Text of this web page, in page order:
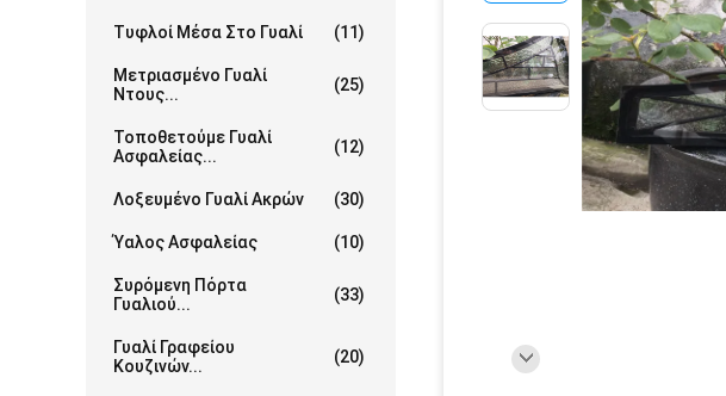
Τυφλοί Μέσα Στο Γυαλί (11)
Μετριασμένο Γυαλί
Ντους...
(25)
Τοποθετούμε Γυαλί
Ασφαλείας...
(12)
Λοξευμένο Γυαλί Ακρών (30)
Ύαλος Ασφαλείας (10)
Συρόμενη Πόρτα
Γυαλιού...
(33)
Γυαλί Γραφείου
Κουζινών...
(20)